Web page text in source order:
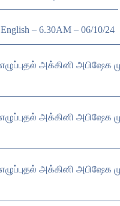
– 6.30AM – 06/10/24
அக்கினி அபிஷேக
அக்கினி அபிஷேக
அக்கினி அபிஷேக